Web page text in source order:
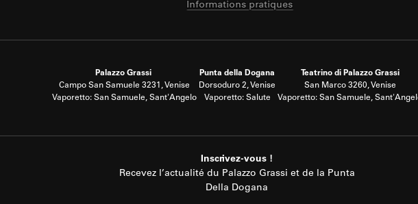
Informations pratiques
Palazzo Grassi
Campo San Samuele 3231, Venise
Vaporetto: San Samuele, Sant'Angelo
Punta della Dogana
Dorsoduro 2, Venise
Vaporetto: Salute
Teatrino di Palazzo Grassi
San Marco 3260, Venise
Vaporetto: San Samuele,
Inscrivez-vous !
Recevez l’actualité du Palazzo Grassi et de la Punta
Della Dogana